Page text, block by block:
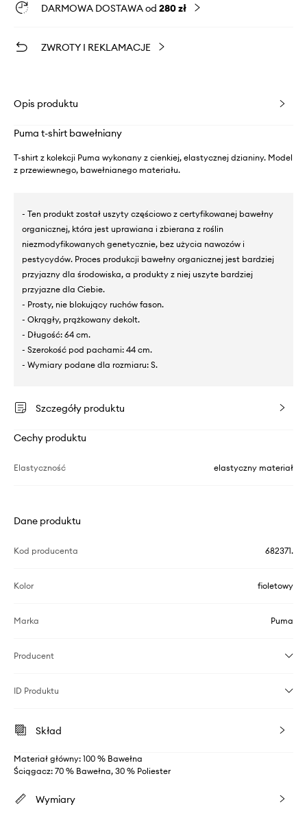
DARMOWA DOSTAWA od 280 zł
ZWROTY I REKLAMACJE
Opis produktu
Puma t-shirt bawełniany
T-shirt z kolekcji Puma wykonany z cienkiej, elastycznej dzianiny. Model
z przewiewnego, bawełnianego materiału.
- Ten produkt został uszyty częściowo z certyfikowanej bawełny
organicznej, która jest uprawiana i zbierana z roślin
niezmodyfikowanych genetycznie, bez użycia nawozów i
pestycydów. Proces produkcji bawełny organicznej jest bardziej
przyjazny dla środowiska, a produkty z niej uszyte bardziej
przyjazne dla Ciebie.
- Prosty, nie blokujący ruchów fason.
- Okrągły, prążkowany dekolt.
- Długość: 64 cm.
- Szerokość pod pachami: 44 cm.
- Wymiary podane dla rozmiaru: S.
Szczegóły produktu
Cechy produktu
Elastyczność elastyczny materiał
Dane produktu
Kod producenta 682371.
Kolor fioletowy
Marka Puma
Producent
ID Produktu
Skład
Materiał główny: 100 % Bawełna
Ściągacz: 70 % Bawełna, 30 % Poliester
Wymiary